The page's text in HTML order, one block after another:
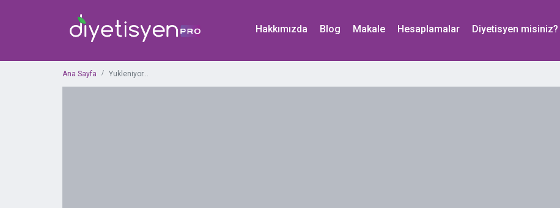
Hakkımızda Blog Makale Hesaplamalar Diyetisyen misiniz?
Ana Sayfa Yukleniyor...